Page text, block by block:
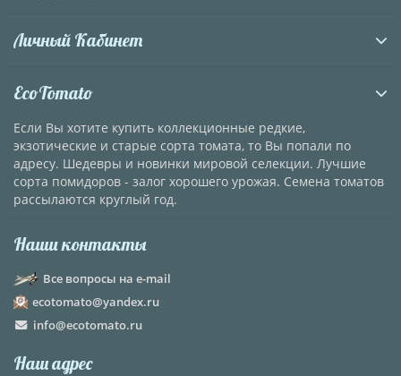
Личный Кабинет
EcoTomato
Если Вы хотите купить коллекционные редкие,
экзотические и старые сорта томата, то Вы попали по
адресу. Шедевры и новинки мировой селекции. Лучшие
сорта помидоров - залог хорошего урожая. Семена томатов
рассылаются круглый год.
Наши контакты
Все вопросы на e-mail
ecotomato@yandex.ru
info@ecotomato.ru
Наш адрес